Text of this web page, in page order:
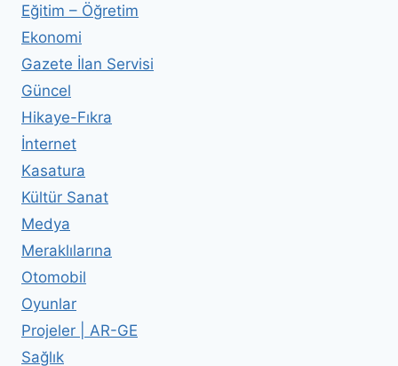
Eğitim – Öğretim
Ekonomi
Gazete İlan Servisi
Güncel
Hikaye-Fıkra
İnternet
Kasatura
Kültür Sanat
Medya
Meraklılarına
Otomobil
Oyunlar
Projeler | AR-GE
Sağlık